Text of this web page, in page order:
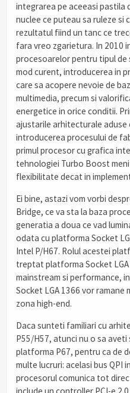
integrarea pe aceeasi pastila
nuclee ce puteau sa ruleze
rezultatul fiind un tanc ce
fara vreo zgarietura. In 2010
procesoarelor pentru tipul de
mod curent, introducerea in
care sa acopere nevoie de
multimedia, precum si
energetice in orice conditii.
ajustarile arhitecturale aduse
introducerea procesului de
primul procesor cu grafica
tehnologiei Turbo Boost
flexibilitate decat in
Ei bine, astazi vom vorbi
Bridge, ce va sta la baza
generatia a doua ce vad
odata cu platforma Socket
Intel P/H67. Rolul acestei
treptat platforma Socket
mainstream si performance,
Socket LGA 1366 vor
zona high-end.
Daca sunteti familiari cu
P55/H57, atunci nu o sa
platforma P67, pentru ca de
multe lucruri: acelasi bus QPI
procesorul comunica tot